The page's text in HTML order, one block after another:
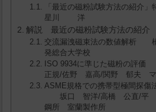
「最近の磁粉試験方法の紹介
星川 洋
解説 最近の磁粉試験方法の紹介
交流漏洩磁束法の数値解析
発総合大学校
ISO 9934に準じた磁粉の
正規/佐野 嘉高/関野 郁夫 マ
ASME規格での携帯型極間探
坂口 智洋/高橋 公直/平
鋼所 室蘭製作所